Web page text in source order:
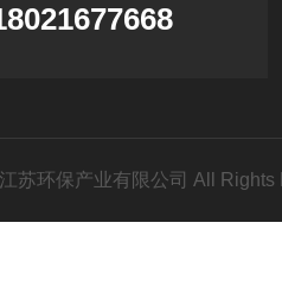
苏环保产业有限公司 All